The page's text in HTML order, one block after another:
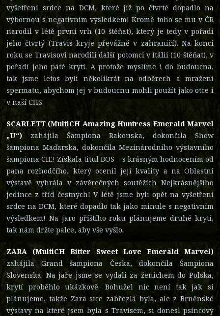
vyšetření srdce na DCM, které již po čtvrté dopadlo na
výbornou s negativním výsledkem! Kromě toho se mu v ČR
narodil v létě první vrh (10 štěňat), který je tedy v pořadí
jeho čtvrtý (Travis kryje převážně v zahraničí). Na konci
roku se Travisovi narodili další potomci v Itálii (10 štěňat), v
pořadí jeho páté krytí. A protože myslíme i do budoucna,
tak jsme letos byli několikrát na odběrech a mražení
spermatu, abychom jej v budoucnu mohli použít jako otce i
v naší CHS.
SCARLETT (MultiCH Amazing Huntress Emerald Marvel
„U“)zahájila Šampiona Rakouska, dokončila Show
šampiona Maďarska, dokončila Mezinárodního výstavního
šampiona CIE! Získala titul BOS – s krásným hodnocením od
pana rozhodčího, který ocenil její kvality a na Oblastní
výstavě vyhrála v závěrečných soutěžích Nejkrásnějšího
jedince z tříd čestných! V létě jsme byli opět na vyšetření
srdce na DCM, které dopadlo tak jako minule s negativním
výsledkem! Na jaro příštího roku plánujeme druhé krytí,
tak nám držte palce, aby vše vyšlo.
ZARA (MultiCH Bitter Sweet Love Emerald Marvel)
zahájila Grand šampiona Česka, dokončila Šampiona
Slovenska. Na jaře jsme se vydali za ženichem do Polska,
krytí proběhlo ukázkově. Bohužel nic není tak jak si
plánujeme, takže Zara sice zabřezlá byla, ale z Brněnské
výstavy na které jsem byla s Travisem, si donesl psincový